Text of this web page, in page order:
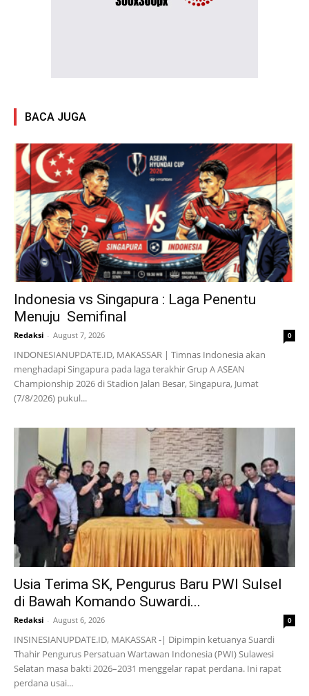
BACA JUGA
Indonesia vs Singapura : Laga Penentu
Menuju Semifinal
Redaksi - August 7, 2026 0
INDONESIANUPDATE.ID, MAKASSAR | Timnas Indonesia akan
menghadapi Singapura pada laga terakhir Grup A ASEAN
Championship 2026 di Stadion Jalan Besar, Singapura, Jumat
(7/8/2026) pukul...
Usia Terima SK, Pengurus Baru PWI Sulsel
di Bawah Komando Suwardi...
Redaksi - August 6, 2026 0
INSINESIANUPDATE.ID, MAKASSAR -| Dipimpin ketuanya Suardi
Thahir Pengurus Persatuan Wartawan Indonesia (PWI) Sulawesi
Selatan masa bakti 2026–2031 menggelar rapat perdana. Ini rapat
perdana usai...